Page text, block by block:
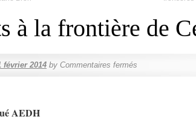
à la frontière de
février 2014 by Commentaires fermés
AEDH